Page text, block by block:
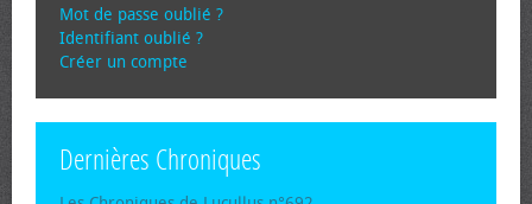
Mot de passe oublié ?
Identifiant oublié ?
Créer un compte
Dernières Chroniques